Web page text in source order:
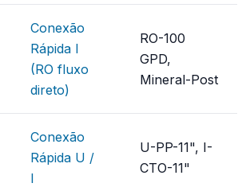
Conexão
Rápida I
(RO fluxo
direto)
RO-100
GPD,
Mineral-Post
Conexão
Rápida U /
I
U-PP-11", I-
CTO-11"